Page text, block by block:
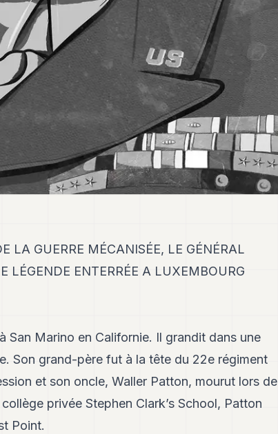
LA GUERRE MÉCANISÉE, LE GÉNÉRAL
LÉGENDE ENTERRÉE A LUXEMBOURG
San Marino en Californie. Il grandit dans une
Son grand-père fut à la tête du 22e régiment
et son oncle, Waller Patton, mourut lors de
privée Stephen Clark’s School, Patton
Point.